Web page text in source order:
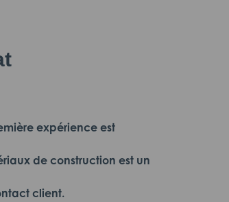
expérience est
de construction est un
client.